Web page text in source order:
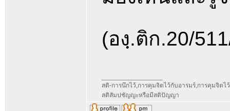
(องฺ.ติก.20/
สติ-การนึกไว้,การคุมจิตไว้กับอารมร์,การคุมจิต
สติสัมปชัญญะหรือมีสติปัญญา